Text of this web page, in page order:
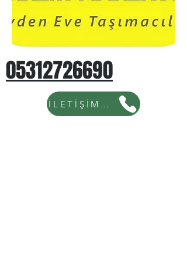
05312726690
İLETİŞİM İÇİN TIKLAYINIZ...